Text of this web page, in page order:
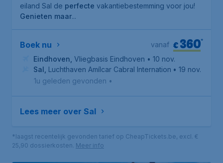
eiland Sal de perfecte vakantiebestemming voor jou!
Genieten maar...
Boek nu €360*
vanaf
Eindhoven Vliegbasis Eindhoven • 10 nov.
Sal Luchthaven Amílcar Cabral Internationaal• 19 nov.
1u geleden gevonden •
Lees meer over Sal
*laagst recentelijk gevonden tarief op CheapTickets.be, excl. €
25,90 dossierkosten. Meer info